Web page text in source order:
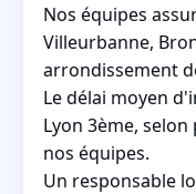
Nos équipes
Villeurbanne,
arrondissement
Le délai moyen
Lyon 3ème,
nos équipes.
Un responsable